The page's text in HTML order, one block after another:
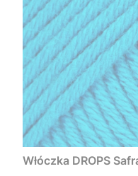
Włóczka DROPS